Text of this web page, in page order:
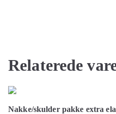
Relaterede
Nakke/skulder pakke extra